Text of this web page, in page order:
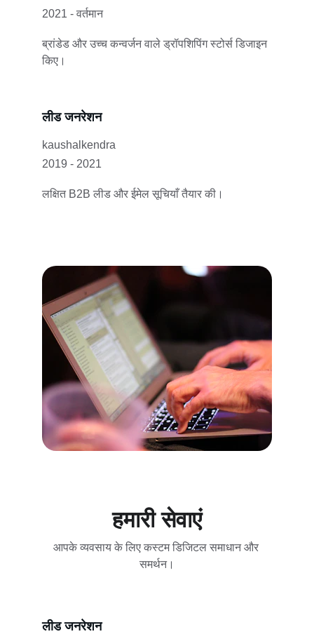
2021 - वर्तमान
ब्रांडेड और उच्च कन्वर्जन वाले ड्रॉपशिपिंग स्टोर्स डिजाइन
किए।
लीड जनरेशन
kaushalkendra
2019 - 2021
लक्षित B2B लीड और ईमेल सूचियाँ तैयार की।
हमारी सेवाएं
आपके व्यवसाय के लिए कस्टम डिजिटल समाधान और
समर्थन।
लीड जनरेशन